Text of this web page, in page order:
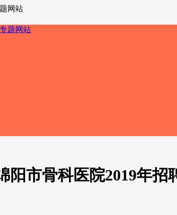
网站
阳市骨科医院2019年招